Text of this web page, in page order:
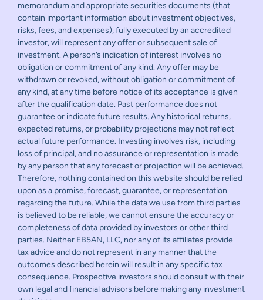
memorandum and appropriate securities documents (that
contain important information about investment objectives,
risks, fees, and expenses), fully executed by an accredited
investor, will represent any offer or subsequent sale of
investment. A person’s indication of interest involves no
obligation or commitment of any kind. Any offer may be
withdrawn or revoked, without obligation or commitment of
any kind, at any time before notice of its acceptance is given
after the qualification date. Past performance does not
guarantee or indicate future results. Any historical returns,
expected returns, or probability projections may not reflect
actual future performance. Investing involves risk, including
loss of principal, and no assurance or representation is made
by any person that any forecast or projection will be achieved.
Therefore, nothing contained on this website should be relied
upon as a promise, forecast, guarantee, or representation
regarding the future. While the data we use from third parties
is believed to be reliable, we cannot ensure the accuracy or
completeness of data provided by investors or other third
parties. Neither EB5AN, LLC, nor any of its affiliates provide
tax advice and do not represent in any manner that the
outcomes described herein will result in any specific tax
consequence. Prospective investors should consult with their
own legal and financial advisors before making any investment